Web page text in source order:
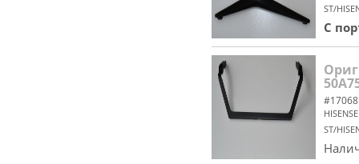
ST/
С
#17068
HISENSE
ST/